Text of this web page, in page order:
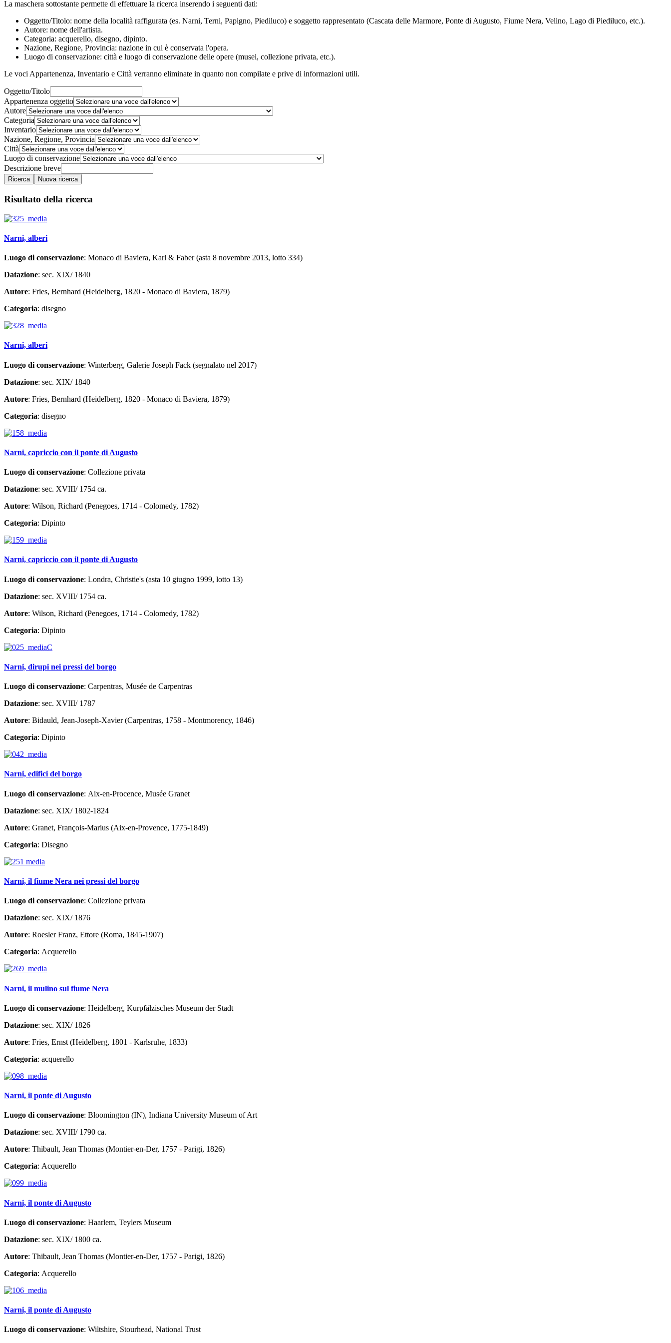
La maschera sottostante permette di effettuare la ricerca inserendo i seguenti dati:
Oggetto/Titolo: nome della località raffigurata (es. Narni, Terni, Papigno, Piediluco) e soggetto rappresentato (Cascata delle Marmore, Ponte di Augusto, Fiume Nera, Velino, Lago di Piediluco, etc.).
Autore: nome dell'artista.
Categoria: acquerello, disegno, dipinto.
Nazione, Regione, Provincia: nazione in cui è conservata l'opera.
Luogo di conservazione: città e luogo di conservazione delle opere (musei, collezione privata, etc.).
Le voci Appartenenza, Inventario e Città verranno eliminate in quanto non compilate e prive di informazioni utili.
Oggetto/Titolo
Appartenenza oggetto
Autore
Categoria
Inventario
Nazione, Regione, Provincia
Città
Luogo di conservazione
Descrizione breve
Risultato della ricerca
Narni, alberi
Luogo di conservazione: Monaco di Baviera, Karl & Faber (asta 8 novembre 2013, lotto 334)
Datazione: sec. XIX/ 1840
Autore: Fries, Bernhard (Heidelberg, 1820 - Monaco di Baviera, 1879)
Categoria: disegno
Narni, alberi
Luogo di conservazione: Winterberg, Galerie Joseph Fack (segnalato nel 2017)
Datazione: sec. XIX/ 1840
Autore: Fries, Bernhard (Heidelberg, 1820 - Monaco di Baviera, 1879)
Categoria: disegno
Narni, capriccio con il ponte di Augusto
Luogo di conservazione: Collezione privata
Datazione: sec. XVIII/ 1754 ca.
Autore: Wilson, Richard (Penegoes, 1714 - Colomedy, 1782)
Categoria: Dipinto
Narni, capriccio con il ponte di Augusto
Luogo di conservazione: Londra, Christie's (asta 10 giugno 1999, lotto 13)
Datazione: sec. XVIII/ 1754 ca.
Autore: Wilson, Richard (Penegoes, 1714 - Colomedy, 1782)
Categoria: Dipinto
Narni, dirupi nei pressi del borgo
Luogo di conservazione: Carpentras, Musée de Carpentras
Datazione: sec. XVIII/ 1787
Autore: Bidauld, Jean-Joseph-Xavier (Carpentras, 1758 - Montmorency, 1846)
Categoria: Dipinto
Narni, edifici del borgo
Luogo di conservazione: Aix-en-Procence, Musée Granet
Datazione: sec. XIX/ 1802-1824
Autore: Granet, François-Marius (Aix-en-Provence, 1775-1849)
Categoria: Disegno
Narni, il fiume Nera nei pressi del borgo
Luogo di conservazione: Collezione privata
Datazione: sec. XIX/ 1876
Autore: Roesler Franz, Ettore (Roma, 1845-1907)
Categoria: Acquerello
Narni, il mulino sul fiume Nera
Luogo di conservazione: Heidelberg, Kurpfälzisches Museum der Stadt
Datazione: sec. XIX/ 1826
Autore: Fries, Ernst (Heidelberg, 1801 - Karlsruhe, 1833)
Categoria: acquerello
Narni, il ponte di Augusto
Luogo di conservazione: Bloomington (IN), Indiana University Museum of Art
Datazione: sec. XVIII/ 1790 ca.
Autore: Thibault, Jean Thomas (Montier-en-Der, 1757 - Parigi, 1826)
Categoria: Acquerello
Narni, il ponte di Augusto
Luogo di conservazione: Haarlem, Teylers Museum
Datazione: sec. XIX/ 1800 ca.
Autore: Thibault, Jean Thomas (Montier-en-Der, 1757 - Parigi, 1826)
Categoria: Acquerello
Narni, il ponte di Augusto
Luogo di conservazione: Wiltshire, Stourhead, National Trust